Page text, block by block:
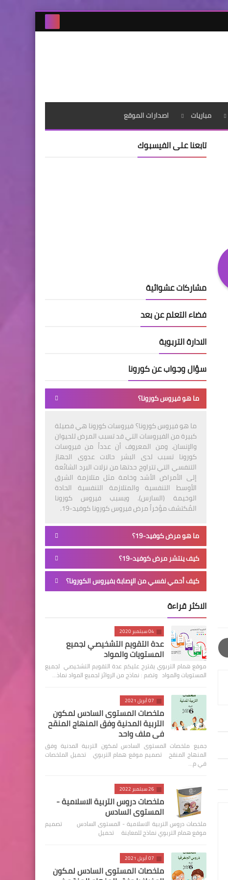
مباريات اصدارات الموقع
تابعنا على الفيسبوك
مشاركات عشوائية
فضاء التعلم عن بعد
الادارة التربوية
سؤال وجواب عن كورونا
ما هو فيروس كورونا؟
ما هو فيروس كورونا؟ فيروسات كورونا هي فصيلة
كبيرة من الفيروسات التي قد تسبب المرض للحيوان
والإنسان. ومن المعروف أن عدداً من فيروسات
كورونا تسبب لدى البشر حالات عدوى الجهاز
التنفسي التي تتراوح حدتها من نزلات البرد الشائعة
إلى الأمراض الأشد وخامة مثل متلازمة الشرق
الأوسط التنفسية والمتلازمة التنفسية الحادة
الوخيمة (السارس). ويسبب فيروس كورونا
المُكتشف مؤخراً مرض فيروس كورونا كوفيد-19.
ما هو مرض كوفيد-19؟
كيف ينتشر مرض كوفيد-19؟
كيف أحمي نفسي من الإصابة بفيروس الكورونا؟
الاكثر قراءة
04 سبتمبر 2020
عدة التقويم التشخيصي لجميع
المستويات والمواد
موقع همام التربوي يقترح عليكم عدة التقويم التشخيصي لجميع
المستويات والمواد وتضم : نماذج من الروائز لجميع المواد نماذ…
07 أبريل 2021
ملخصات المستوى السادس لمكون
التربية المدنية وفق المنهاج المنقح
في ملف واحد
جميع ملخصات المستوى السادس لمكون التربية المدنية وفق
المنهاج المنقح تصميم موقع همام التربوي تحميل الملخصات
في م…
26 سبتمبر 2022
ملخصات دروس التربية الاسلامية -
المستوى السادس
ملخصات دروس التربية الاسلامية - المستوى السادس تصميم
موقع همام التربوي نماذج للمعاينة تحميل
07 أبريل 2021
ملخصات المستوى السادس لمكون